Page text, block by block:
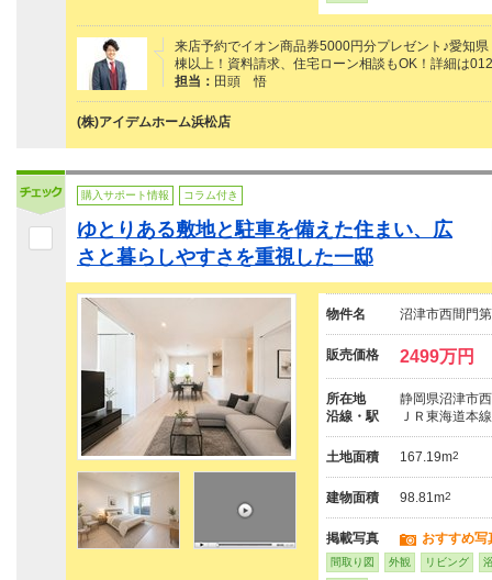
来店予約でイオン商品券5000円分プレゼント♪愛知
棟以上！資料請求、住宅ローン相談もOK！詳細は
担当： 田頭 悟
(株)アイデムホーム浜松店
購入サポート情報 コラム付き
ゆとりある敷地と駐車を備えた住まい、広
さと暮らしやすさを重視した一邸
物件名 沼津市西間門
販売価格 2499万円
所在地
静岡県沼津市
沿線・駅
ＪＲ東海道本
土地面積 167.19m2
建物面積 98.81m2
掲載写真 おすすめ写
間取り図 外観 リビング